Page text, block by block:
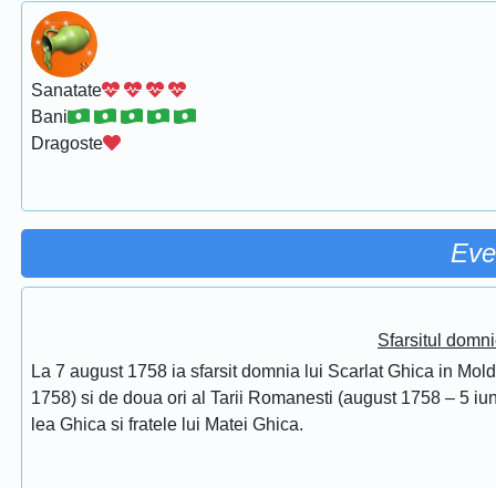
Sanatate
Bani
Dragoste
Sfarsitul
La 7 august 1758 ia sfarsit domnia lui Scarlat Ghica in
1758) si de doua ori al Tarii Romanesti (august 1758 – 5
lea Ghica si fratele lui Matei Ghica.